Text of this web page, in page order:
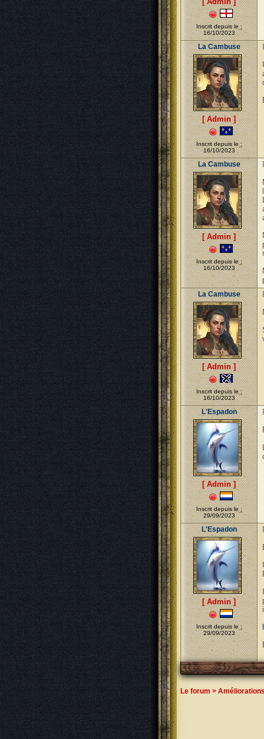
Inscrit depuis le :
16/10/2023
La Cambuse
[ Admin ]
Inscrit depuis le :
16/10/2023
La Cambuse
[ Admin ]
Inscrit depuis le :
16/10/2023
La Cambuse
[ Admin ]
Inscrit depuis le :
16/10/2023
L'Espadon
[ Admin ]
Inscrit depuis le :
29/09/2023
L'Espadon
[ Admin ]
Inscrit depuis le :
29/09/2023
Le forum >